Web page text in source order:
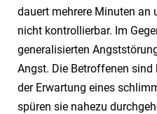
dauert mehrere Minuten an
nicht kontrollierbar. Im
generalisierten
Angst. Die Betroffenen
der Erwartung eines
spüren sie nahezu